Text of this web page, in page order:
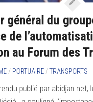
général du
de
au Forum des
/ PORTUAIRE /TRANSPORTS
publié par abidjan.net,